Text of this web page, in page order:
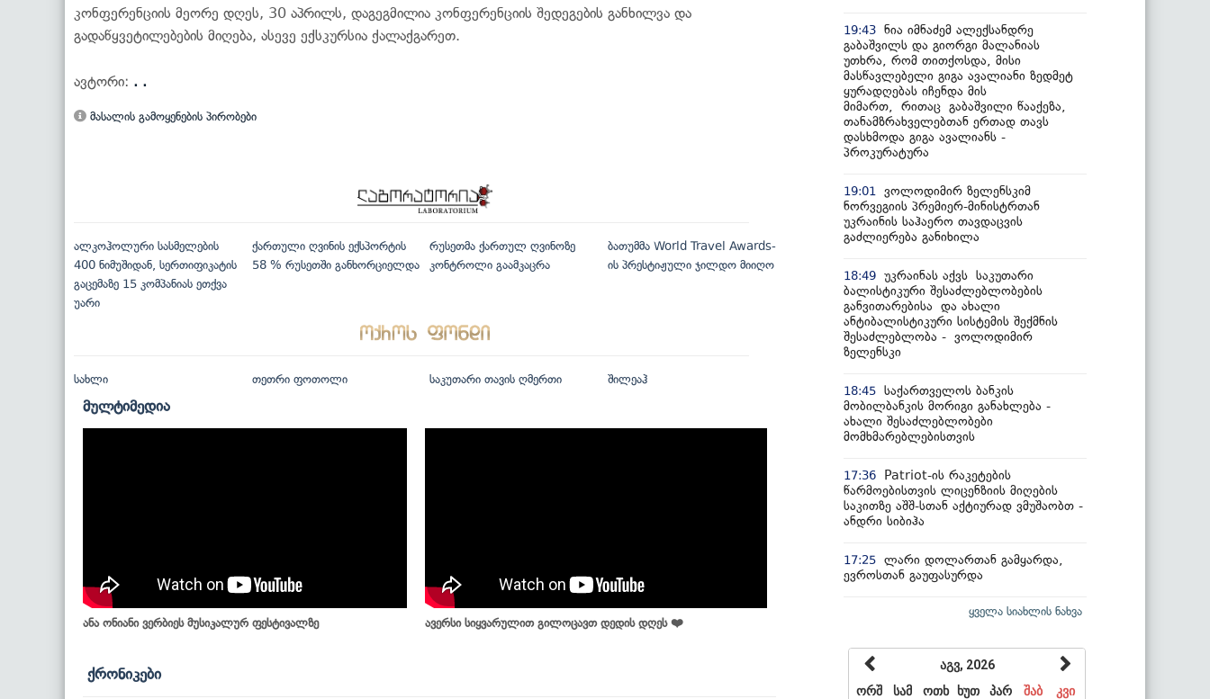
კონფერენციის მეორე დღეს, 30 აპრილს, დაგეგმილია კონფერენციის შედეგების განხილვა და
გადაწყვეტილებების მიღება, ასევე ექსკურსია ქალაქგარეთ.
ავტორი: . .
მასალის გამოყენების პირობები
ალკოჰოლური სასმელების
400 ნიმუშიდან, სერთიფიკატის
გაცემაზე 15 კომპანიას ეთქვა
უარი
ქართული ღვინის ექსპორტის
58 % რუსეთში განხორციელდა
რუსეთმა ქართულ ღვინოზე
კონტროლი გაამკაცრა
ბათუმმა World Travel Awards-
ის პრესტიჟული ჯილდო მიიღო
სახლი თეთრი ფოთოლი საკუთარი თავის ღმერთი შილეაჰ
მულტიმედია
ანა ონიანი ვერბიეს მუსიკალურ ფესტივალზე ავერსი სიყვარულით გილოცავთ დედის დღეს ❤️
ქრონიკები
19:43 ნია იმნაძემ ალექსანდრე
გაბაშვილს და გიორგი მალანიას
უთხრა, რომ თითქოსდა, მისი
მასწავლებელი გიგა ავალიანი ზედმეტ
ყურადღებას იჩენდა მის
მიმართ, რითაც გაბაშვილი წააქეზა,
თანამზრახველებთან ერთად თავს
დასხმოდა გიგა ავალიანს -
პროკურატურა
19:01
ვოლოდიმირ ზელენსკიმ
ნორვეგიის პრემიერ-მინისტრთან
უკრაინის საჰაერო თავდაცვის
გაძლიერება განიხილა
18:49 უკრაინას აქვს საკუთარი
ბალისტიკური შესაძლებლობების
განვითარებისა და ახალი
ანტიბალისტიკური სისტემის შექმნის
შესაძლებლობა - ვოლოდიმირ
ზელენსკი
18:45 საქართველოს ბანკის
მობილბანკის მორიგი განახლება -
ახალი შესაძლებლობები
მომხმარებლებისთვის
17:36
Patriot-ის რაკეტების
წარმოებისთვის ლიცენზიის მიღების
საკითზე აშშ-სთან აქტიურად ვმუშაობთ -
ანდრი სიბიჰა
17:25 ლარი დოლართან გამყარდა,
ევროსთან გაუფასურდა
ყველა სიახლის ნახვა
აგვ, 2026
ორშ
სამ ოთხ ხუთ პარ შაბ
კვი